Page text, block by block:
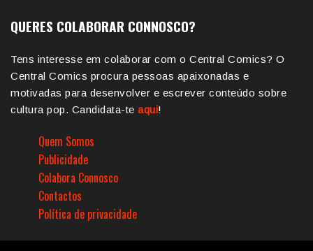
QUERES COLABORAR CONNOSCO?
Tens interesse em colaborar com o Central Comics? O
Central Comics procura pessoas apaixonadas e
motivadas para desenvolver e escrever conteúdo sobre
cultura pop. Candidata-te aqui!
Quem Somos
Publicidade
Colabora Connosco
Contactos
Política de privacidade